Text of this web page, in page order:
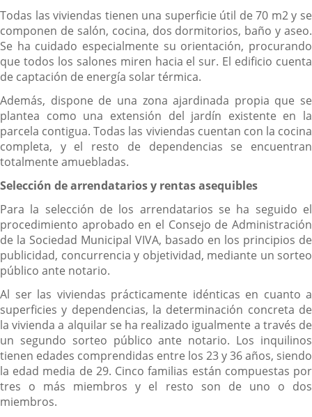
Todas las viviendas tienen una superficie útil de 70 m2 y se
componen de salón, cocina, dos dormitorios, baño y aseo.
Se ha cuidado especialmente su orientación, procurando
que todos los salones miren hacia el sur. El edificio cuenta
de captación de energía solar térmica.
Además, dispone de una zona ajardinada propia que se
plantea como una extensión del jardín existente en la
parcela contigua. Todas las viviendas cuentan con la cocina
completa, y el resto de dependencias se encuentran
totalmente amuebladas.
Selección de arrendatarios y rentas asequibles
Para la selección de los arrendatarios se ha seguido el
procedimiento aprobado en el Consejo de Administración
de la Sociedad Municipal VIVA, basado en los principios de
publicidad, concurrencia y objetividad, mediante un sorteo
público ante notario.
Al ser las viviendas prácticamente idénticas en cuanto a
superficies y dependencias, la determinación concreta de
la vivienda a alquilar se ha realizado igualmente a través de
un segundo sorteo público ante notario. Los inquilinos
tienen edades comprendidas entre los 23 y 36 años, siendo
la edad media de 29. Cinco familias están compuestas por
tres o más miembros y el resto son de uno o dos
miembros.